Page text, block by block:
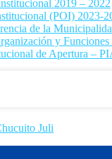
2019 – 2022
(POI) 2023-
de la
y
de Apertura –
tu correo
Juli